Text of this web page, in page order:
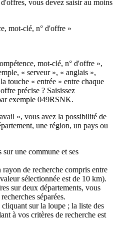
vous devez saisir au moins
mot-clé, n° d'offre »
mot-clé, n° d'offre »,
« serveur », « anglais »,
touche « entrée » entre chaque
précise ? Saisissez
exemple 049RSNK.
», vous avez la possibilité de
une région, un pays ou
une commune et ses
de recherche compris entre
sélectionnée est de 10 km).
sur deux départements, vous
séparées.
sur la loupe ; la liste des
à vos critères de recherche est